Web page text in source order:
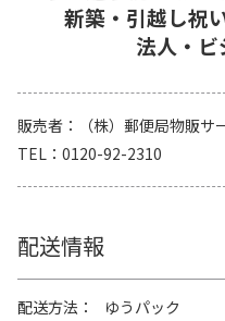
新築・引越し祝
法人・ビ
販売者
（株）郵便局物販サ
TEL
0120-92-2310
配送情報
配送方法
ゆうパック